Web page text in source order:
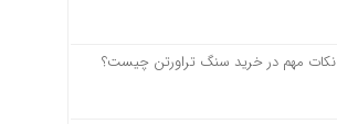
نکات مهم در خرید سنگ تراورتن چیست؟